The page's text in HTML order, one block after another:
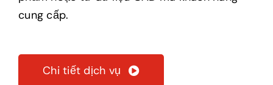
phẩm hoặc từ dữ liệu CAD mà khách hàng
cung cấp.